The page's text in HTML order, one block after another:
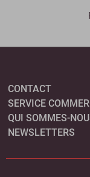
CONTACT
SERVICE
QUI SOMMES-
NEWSLETTERS